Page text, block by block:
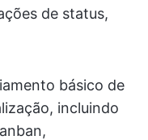
de status,
básico de
incluindo